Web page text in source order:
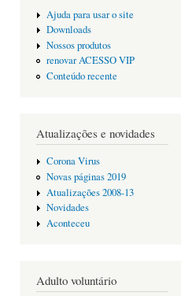
Ajuda para usar o site
Downloads
Nossos produtos
renovar ACESSO VIP
Conteúdo recente
Atualizações e novidades
Corona Virus
Novas páginas 2019
Atualizações 2008-13
Novidades
Aconteceu
Adulto voluntário